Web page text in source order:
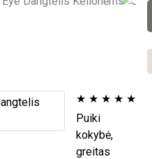
★ ★ ★ ★ ★
Puiki
kokybė,
greitas